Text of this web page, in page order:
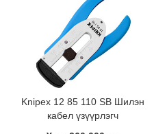
Knipex 12 85 110 SB Шилэн
кабел үзүүрлэгч